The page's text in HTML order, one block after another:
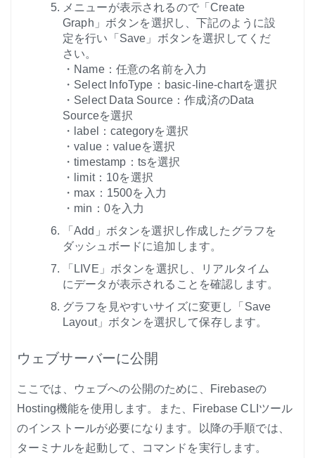
メニューが表示されるので「Create
Graph」ボタンを選択し、下記のように設
定を行い「Save」ボタンを選択してくだ
さい。
・Name：任意の名前を入力
・Select InfoType：basic-line-chartを選択
・Select Data Source：作成済のData
Sourceを選択
・label：categoryを選択
・value：valueを選択
・timestamp：tsを選択
・limit：10を選択
・max：1500を入力
・min：0を入力
「Add」ボタンを選択し作成したグラフを
ダッシュボードに追加します。
「LIVE」ボタンを選択し、リアルタイム
にデータが表示されることを確認します。
グラフを見やすいサイズに変更し「Save
Layout」ボタンを選択して保存します。
ウェブサーバーに公開
ここでは、ウェブへの公開のために、Firebaseの
Hosting機能を使用します。また、Firebase CLIツール
のインストールが必要になります。以降の手順では、
ターミナルを起動して、コマンドを実行します。